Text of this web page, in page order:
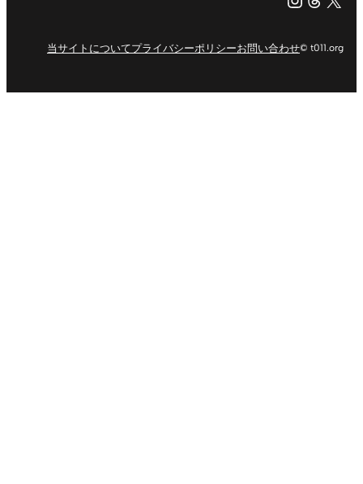
当サイトについてプライバシーポリシーお問い合わせ© t011.org